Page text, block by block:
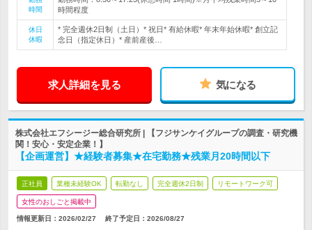
時間
時間程度
休日
休暇
* 完全週休2日制（土日）* 祝日* 有給休暇* 年末年始休暇* 創立記
念日（指定休日）* 産前産後…
求人詳細を見る 気になる
株式会社エフシージー総合研究所 | 【フジサンケイグループの調査・研究機
関！安心・安定企業！】
【企画運営】★経験者募集★在宅勤務★残業月20時間以下
正社員 業種未経験OK 転勤なし 完全週休2日制 リモートワーク可
女性のおしごと掲載中
情報更新日：2026/02/27 終了予定日： 2026/08/27